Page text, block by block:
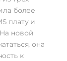
более
плату и
новой
она
к